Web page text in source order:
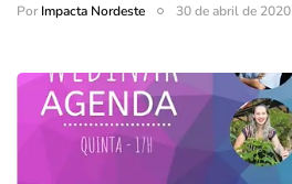
PorImpacta Nordeste 30 de abril de 2020